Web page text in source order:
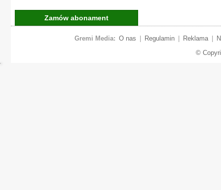
Zamów abonament
Gremi Media: O nas Regulamin Reklama
©